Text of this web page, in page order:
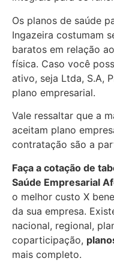
Os planos de saúde
Ingazeira costumam
baratos em relação
física. Caso você
ativo, seja Ltda, S.A,
plano empresarial.
Vale ressaltar que a
aceitam plano
contratação são a
Faça a cotação de
Saúde Empresarial
o melhor custo X
da sua empresa.
nacional, regional,
coparticipação,
mais completo.